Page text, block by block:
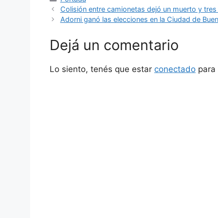
Colisión entre camionetas dejó un muerto y
Adorni ganó las elecciones en la Ciudad de
Dejá un comentario
Lo siento, tenés que estar conectado para